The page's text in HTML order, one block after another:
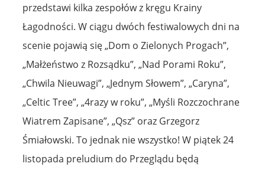
przedstawi kilka zespołów z kręgu Krainy
Łagodności. W ciągu dwóch festiwalowych dni na
scenie pojawią się „Dom o Zielonych Progach”,
„Małżeństwo z Rozsądku”, „Nad Porami Roku”,
„Chwila Nieuwagi”, „Jednym Słowem”, „Caryna”,
„Celtic Tree”, „4razy w roku”, „Myśli Rozczochrane
Wiatrem Zapisane”, „Qsz” oraz Grzegorz
Śmiałowski. To jednak nie wszystko! W piątek 24
listopada preludium do Przeglądu będą